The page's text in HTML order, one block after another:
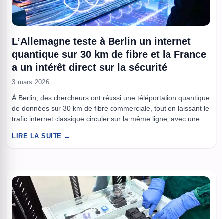
L’Allemagne teste à Berlin un internet
quantique sur 30 km de fibre et la France
a un intérêt direct sur la sécurité
3 mars 2026
À Berlin, des chercheurs ont réussi une téléportation quantique
de données sur 30 km de fibre commerciale, tout en laissant le
trafic internet classique circuler sur la même ligne, avec une
trop fragile pour la vraie vie, celle des vibrations, des travaux et
LIRE LA SUITE →